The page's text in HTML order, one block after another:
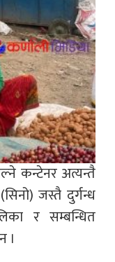
कन्टेनर अत्यन्तै
जस्तै दुर्गन्ध
र सम्बन्धित
।